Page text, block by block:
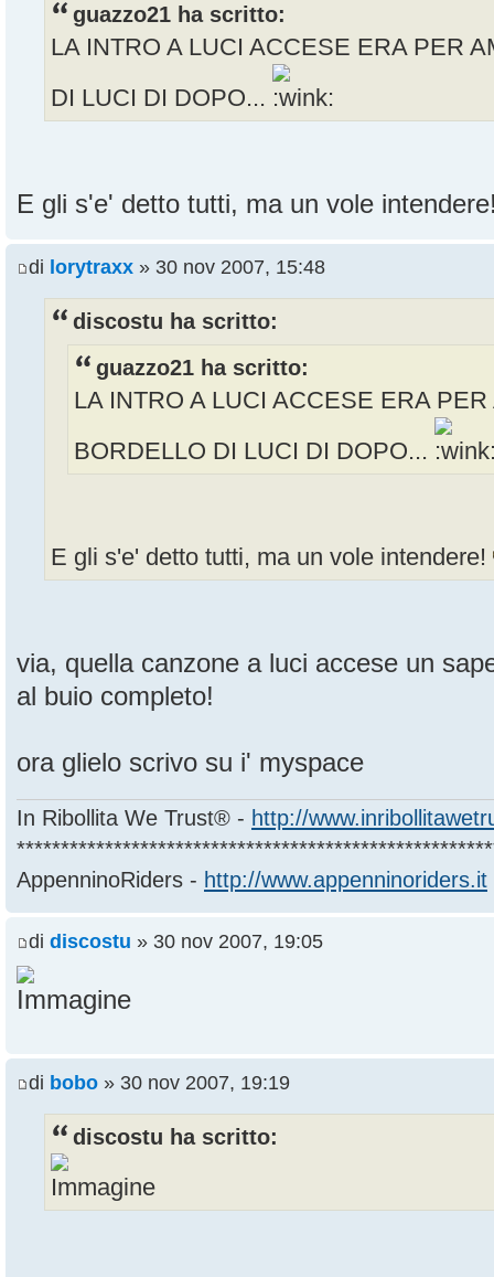
guazzo21 ha scritto:
LA INTRO A LUCI ACCESE ERA PER
DI LUCI DI DOPO...
E gli s'e' detto tutti, ma un vole
di lorytraxx » 30 nov 2007, 15:48
discostu ha scritto:
guazzo21 ha scritto:
LA INTRO A LUCI ACCESE ERA
BORDELLO DI LUCI DI DOPO...
E gli s'e' detto tutti, ma un vole intendere!
via, quella canzone a luci accese un
al buio completo!
ora glielo scrivo su i' myspace
In Ribollita We Trust® - http://
AppenninoRiders - http://www.appenninoriders.it
di discostu » 30 nov 2007, 19:05
di bobo » 30 nov 2007, 19:19
discostu ha scritto: